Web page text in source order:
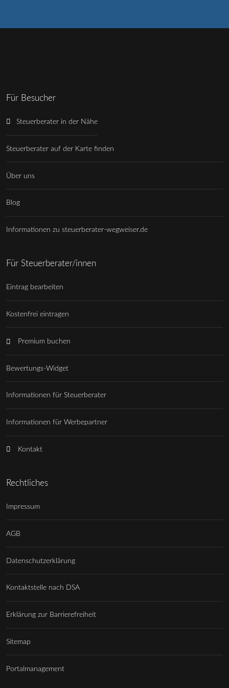
Für Besucher
Steuerberater in der Nähe
Steuerberater auf der Karte finden
Über uns
Blog
Informationen zu steuerberater-wegweiser.de
Für Steuerberater/innen
Eintrag bearbeiten
Kostenfrei eintragen
Premium buchen
Bewertungs-Widget
Informationen für Steuerberater
Informationen für Werbepartner
Kontakt
Rechtliches
Impressum
AGB
Datenschutzerklärung
Kontaktstelle nach DSA
Erklärung zur Barrierefreiheit
Sitemap
Portalmanagement